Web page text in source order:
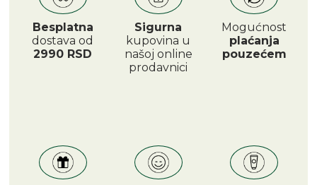
Besplatna
dostava od
2990 RSD
Sigurna
kupovina u
našoj online
prodavnici
Mogućnost
plaćanja
pouzećem